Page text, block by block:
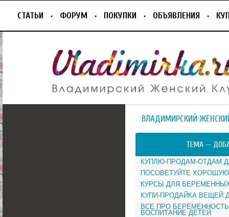
СТАТЬИ ФОРУМ ПОКУПКИ ОБЪЯВЛЕНИЯ
ВЛАДИМИРСКИЙ
ТЕМА —
КУПЛЮ-ПРОДАМ-ОТДАМ
ПОСОВЕТУЙТЕ
КУРСЫ ДЛЯ
КУПИ-ПРОДАЙКА ВЕЩЕЙ
ВСЕ ПРО
ВОСПИТАНИЕ ДЕТЕЙ